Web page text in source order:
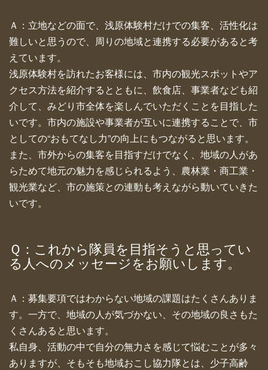
Ａ：立地などの面で、浅原体験村だけでの集客、活性化は
難しいと思うので、周りの地域と連携する必要があると考
えています。
浅原体験村を訪れたお客様には、市内の観光スポットやア
クセス方法を紹介するとともに、飲食店、事業者なども紹
介して、みどり市全体を楽しんでいただくことを目指した
いです。市内の施設や事業者が互いに連携することで、市
としての“おもてなし力”の向上にもつながると思います。
また、市外からの集客を目指すだけでなく、地域の人があ
らためて地元の魅力を感じられるよう、農林業・商工業・
観光業など、市の施策との連動も考えながら動いていきた
いです。
Ｑ：これから隊員を目指そうと思ってい
る人へのメッセージをお願いします。
Ａ：募集要項ではわからない地域の課題はたくさんありま
す。一方で、地域の人が気づかない、その地域の良さもた
くさんあると思います。
私自身、活動の中で自分の無力さを感じて悩むことが多々
ありますが、そもそも地域おこし協力隊とは、少子高齢